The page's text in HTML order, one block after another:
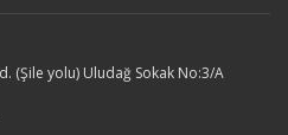
(Şile yolu) Uludağ Sokak No:3/A